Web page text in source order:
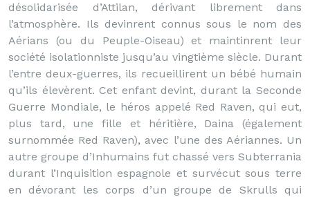
désolidarisée d’Attilan, dérivant librement dans
l’atmosphère. Ils devinrent connus sous le nom des
Aérians (ou du Peuple-Oiseau) et maintinrent leur
société isolationniste jusqu’au vingtième siècle. Durant
l’entre deux-guerres, ils recueillirent un bébé humain
qu’ils élevèrent. Cet enfant devint, durant la Seconde
Guerre Mondiale, le héros appelé Red Raven, qui eut,
plus tard, une fille et héritière, Daina (également
surnommée Red Raven), avec l’une des Aériannes. Un
autre groupe d’Inhumains fut chassé vers Subterrania
durant l’Inquisition espagnole et survécut sous terre
en dévorant les corps d’un groupe de Skrulls qui